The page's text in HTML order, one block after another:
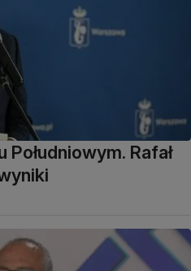
Rafał